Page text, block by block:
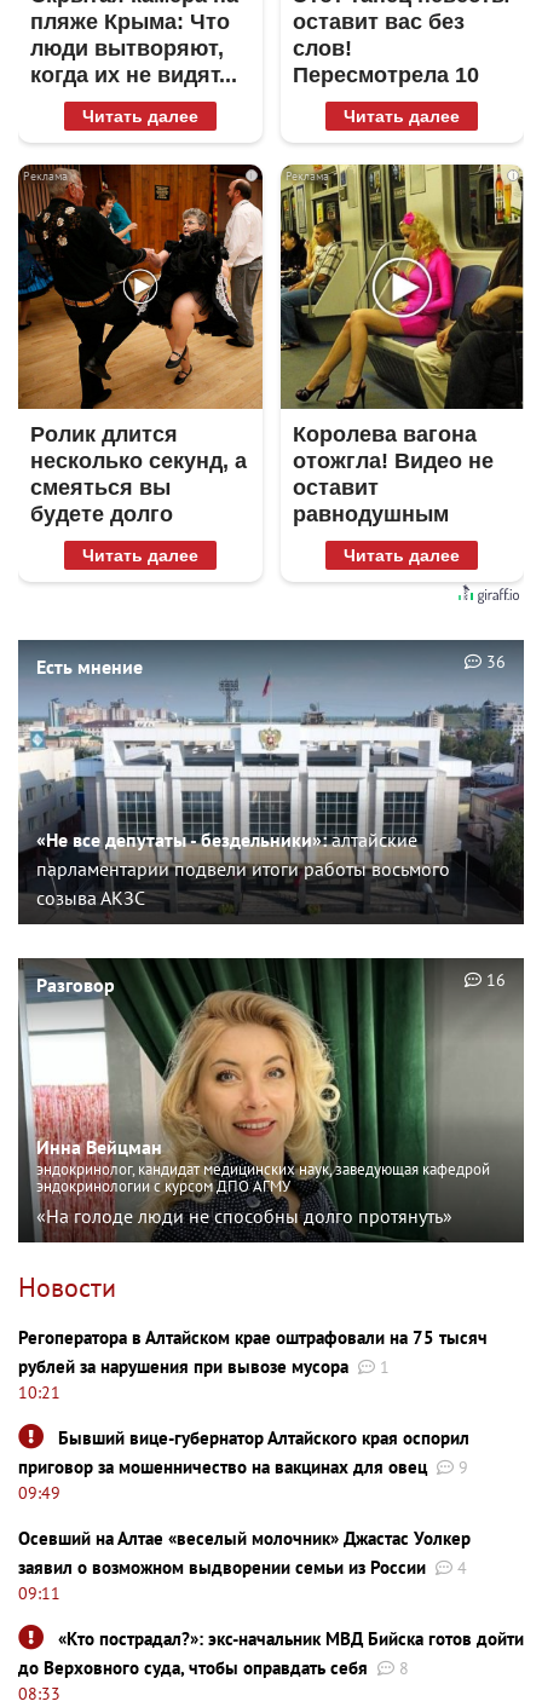
пляже Крыма: Что
люди вытворяют,
когда их не видят...
Читать далее
оставит вас без
слов!
Пересмотрела 10
раз
Читать далее
i
Ролик длится
несколько секунд, а
смеяться вы
будете долго
Читать далее
i
Королева вагона
отожгла! Видео не
оставит
равнодушным
Читать далее
Есть мнение
«Не все депутаты - бездельники»:алтайские
парламентарии подвели итоги работы восьмого
созыва АКЗС
36
Разговор
Инна Вейцман
эндокринолог, кандидат медицинских наук, заведующая кафедрой
эндокринологии с курсом ДПО АГМУ
«На голоде люди не способны долго протянуть»
16
Новости
Регоператора в Алтайском крае оштрафовали на 75 тысяч
рублей за нарушения при вывозе мусора
1
10:21
Бывший вице-губернатор Алтайского края оспорил
приговор за мошенничество на вакцинах для овец
9
09:49
Осевший на Алтае «веселый молочник» Джастас Уолкер
заявил о возможном выдворении семьи из России
4
09:11
«Кто пострадал?»: экс-начальник МВД Бийска готов дойти
до Верховного суда, чтобы оправдать себя
8
08:33